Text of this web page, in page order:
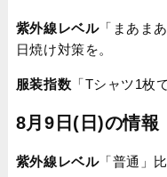
紫外線レベル「まあま
日焼け対策を。
服装指数 「Tシャツ1枚
8月9日(日)の情報
紫外線レベル「普通」